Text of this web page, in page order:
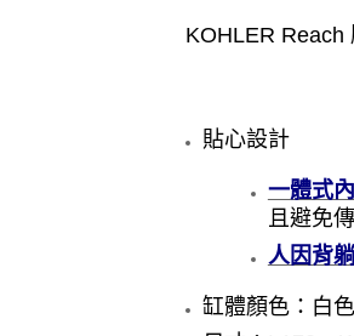
KOHLER Reach
貼心設計
一體式
且避免
人因背躺
缸體顏色：白色